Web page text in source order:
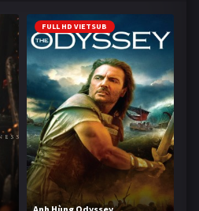
FULL HD VIETSUB